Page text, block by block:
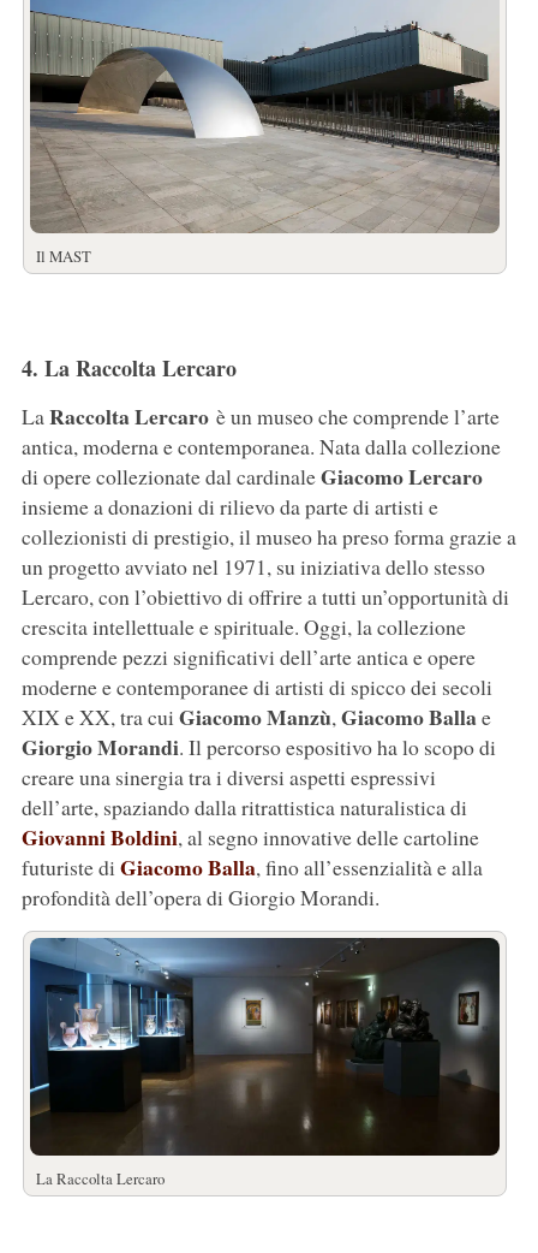
Il MAST
4. La Raccolta Lercaro
LaRaccoltaLercaroè un museo che comprende l’arte
antica, moderna e contemporanea. Nata dalla collezione
di opere collezionate dal cardinaleGiacomoLercaro
insieme a donazioni di rilievo da parte di artisti e
collezionisti di prestigio, il museo ha preso forma grazie a
un progetto avviato nel 1971, su iniziativa dello stesso
Lercaro, con l’obiettivo di offrire a tutti un’opportunità di
crescita intellettuale e spirituale. Oggi, la collezione
comprende pezzi significativi dell’arte antica e opere
moderne e contemporanee di artisti di spicco dei secoli
XIX e XX, tra cui GiacomoManzù,GiacomoBallae
GiorgioMorandi. Il percorso espositivo ha lo scopo di
creare una sinergia tra i diversi aspetti espressivi
dell’arte, spaziando dalla ritrattistica naturalistica di
Giovanni Boldini, al segno innovative delle cartoline
futuriste di Giacomo Balla, fino all’essenzialità e alla
profondità dell’opera di Giorgio Morandi.
La Raccolta Lercaro